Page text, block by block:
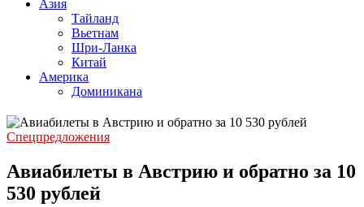
Азия
Тайланд
Вьетнам
Шри-Ланка
Китай
Америка
Доминикана
Спецпредложения
Авиабилеты в Австрию и обратно за 10
530 рублей